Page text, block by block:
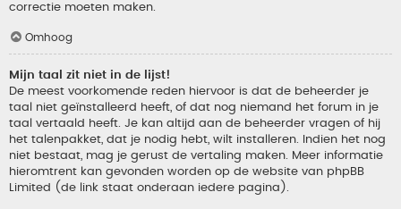
correctie moeten maken.
Omhoog
Mijn taal zit niet in de lijst!
De meest voorkomende reden hiervoor is dat de beheerder je
taal niet geïnstalleerd heeft, of dat nog niemand het forum in je
taal vertaald heeft. Je kan altijd aan de beheerder vragen of hij
het talenpakket, dat je nodig hebt, wilt installeren. Indien het nog
niet bestaat, mag je gerust de vertaling maken. Meer informatie
hieromtrent kan gevonden worden op de website van phpBB
Limited (de link staat onderaan iedere pagina).